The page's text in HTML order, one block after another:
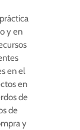
y en
en el
en
de
de
y